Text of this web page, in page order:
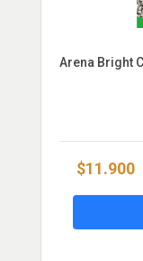
Arena Bright
$11.900